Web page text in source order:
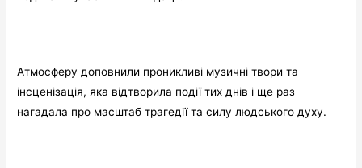
Атмосферу доповнили проникливі музичні твори та
інсценізація, яка відтворила події тих днів і ще раз
нагадала про масштаб трагедії та силу людського духу.